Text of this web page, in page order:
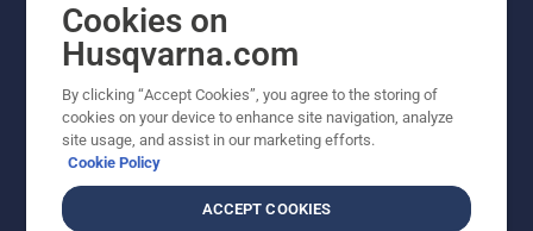
© Husqvarna AB (publ). All rights reserved. Priserna
som visas är rekommenderade cirkapriser. Alla angivna
priser är rekommenderade försäljningspriser (inkl.
Cookies on
Husqvarna.com
By clicking “Accept Cookies”, you agree to the storing of
cookies on your device to enhance site navigation, analyze
site usage, and assist in our marketing efforts.
Cookie Policy
ACCEPT COOKIES